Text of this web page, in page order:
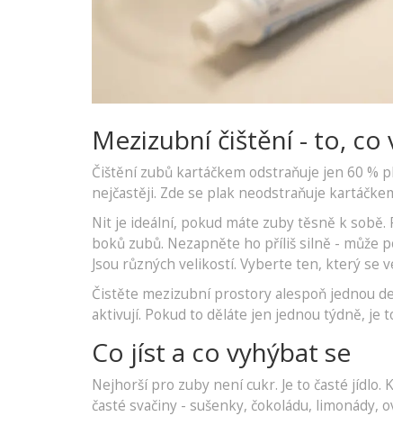
Mezizubní čištění - to,
Čištění zubů kartáčkem odstraňuje jen 60 %
nejčastěji. Zde se plak neodstraňuje
Nit je ideální, pokud máte zuby těsně k
boků zubů. Nezapněte ho příliš silně - může
Jsou různých velikostí. Vyberte ten, který se
Čistěte mezizubní prostory alespoň jednou
aktivují. Pokud to děláte jen jednou týdně, je
Co jíst a co vyhýbat se
Nejhorší pro zuby není cukr. Je to časté
časté svačiny - sušenky, čokoládu, limonády,